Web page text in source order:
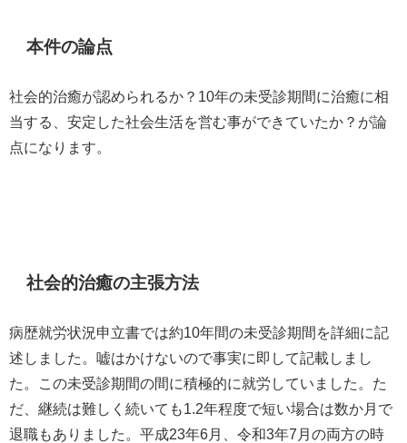
本件の論点
社会的治癒が認められるか？ 10年の未受診期間に治癒に相
当する、安定した社会生活を営む事ができていたか？が論
点になります。
社会的治癒の主張方法
病歴就労状況申立書では約10年間の未受診期間を詳細に記
述しました。嘘はかけないので事実に即して記載しまし
た。この未受診期間の間に積極的に就労していました。た
だ、継続は難しく続いても1.2年程度で短い場合は数か月で
退職もありました。平成23年6 月、令和3年7 月の両方の時